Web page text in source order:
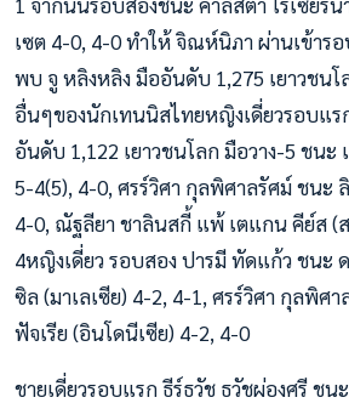
เซต 4-0, 4-0 ทำให้ จิณห์นิภา ผ่านเข้าร
พบ จู หลิงหลิง มืออันดับ 1,275 เยาวชน
อื่นๆของนักเทนนิสไทยหญิงเดี่ยวรอบแ
อันดับ 1,122 เยาวชนโลก มือวาง-5 ชนะ
5-4(5), 4-0, ศรร์วิศา กุลพิศาลรัศม์ ชนะ
4-0, ณัฐลียา ชาลินสกี้ แพ้ เตแกน คีย์ส (
4หญิงเดี่ยว รอบสอง ปารมี ทัดแก้ว ชนะ
ซิล (มาเลเซีย) 4-2, 4-1, ศรร์วิศา กุลพิศ
ฟัจเรีย (อินโดนีเซีย) 4-2, 4-0
ชายเดี่ยวรอบแรก ธีร์ธวัช ธวัชผ่องศรี ชน